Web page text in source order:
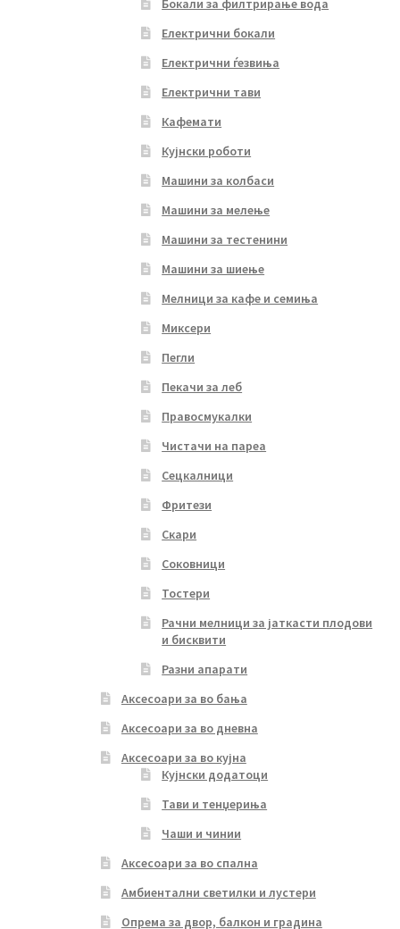
Бокали за филтрирање вода
Електрични бокали
Електрични ѓезвиња
Електрични тави
Кафемати
Кујнски роботи
Машини за колбаси
Машини за мелење
Машини за тестенини
Машини за шиење
Мелници за кафе и семиња
Миксери
Пегли
Пекачи за леб
Правосмукалки
Чистачи на пареа
Сецкалници
Фритези
Скари
Соковници
Тостери
Рачни мелници за јаткасти плодови
и бисквити
Разни апарати
Аксесоари за во бања
Аксесоари за во дневна
Аксесоари за во кујна
Кујнски додатоци
Тави и тенџериња
Чаши и чинии
Аксесоари за во спална
Амбиентални светилки и лустери
Опрема за двор, балкон и градина